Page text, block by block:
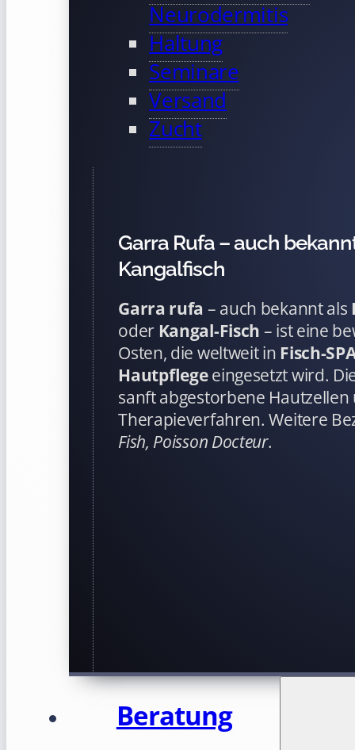
Neurodermitis
Haltung
Seminare
Versand
Zucht
Garra Rufa – auch
Kangalfisch
Garra rufa – auch bekannt als
oder Kangal-Fisch – ist eine
Osten, die weltweit in Fisch-
Hautpflegeeingesetzt wird.
sanft abgestorbene
Therapieverfahren. Weitere
Fish, Poisson Docteur.
Beratung